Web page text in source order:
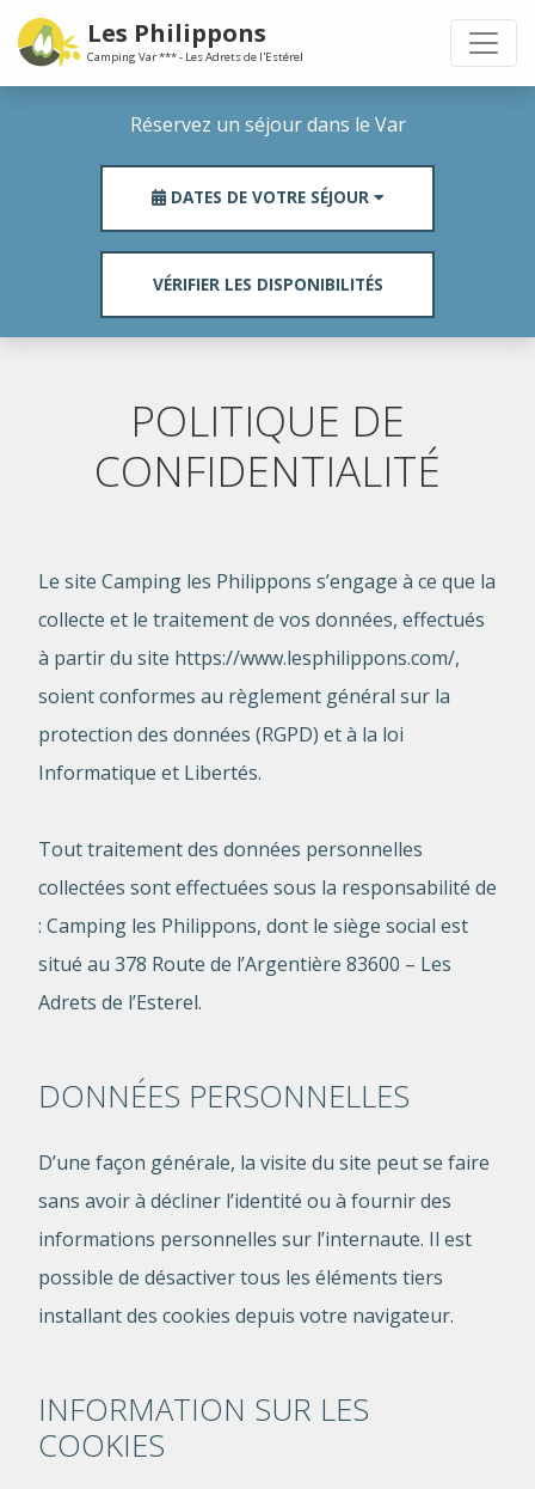
Les Philippons
Camping Var *** - Les Adrets de l'Estérel
Réservez un séjour dans le Var
DATES DE VOTRE SÉJOUR
POLITIQUE DE
CONFIDENTIALITÉ
Le site Camping les Philippons s’engage à ce que la
collecte et le traitement de vos données, effectués
à partir du site https://www.lesphilippons.com/,
soient conformes au règlement général sur la
protection des données (RGPD) et à la loi
Informatique et Libertés.
Tout traitement des données personnelles
collectées sont effectuées sous la responsabilité de
: Camping les Philippons, dont le siège social est
situé au 378 Route de l’Argentière 83600 – Les
Adrets de l’Esterel.
DONNÉES PERSONNELLES
D’une façon générale, la visite du site peut se faire
sans avoir à décliner l’identité ou à fournir des
informations personnelles sur l’internaute. Il est
possible de désactiver tous les éléments tiers
installant des cookies depuis votre navigateur.
INFORMATION SUR LES
COOKIES